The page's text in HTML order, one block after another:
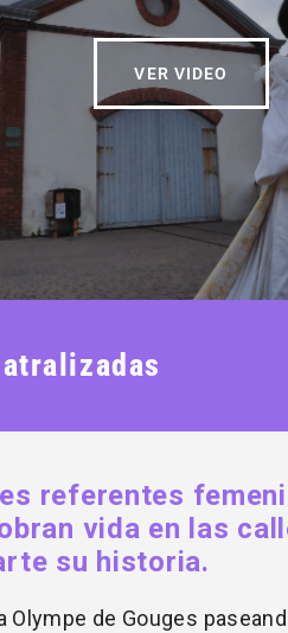
VER VIDEO
referentes
vida en las
su historia.
Olympe de Gouges